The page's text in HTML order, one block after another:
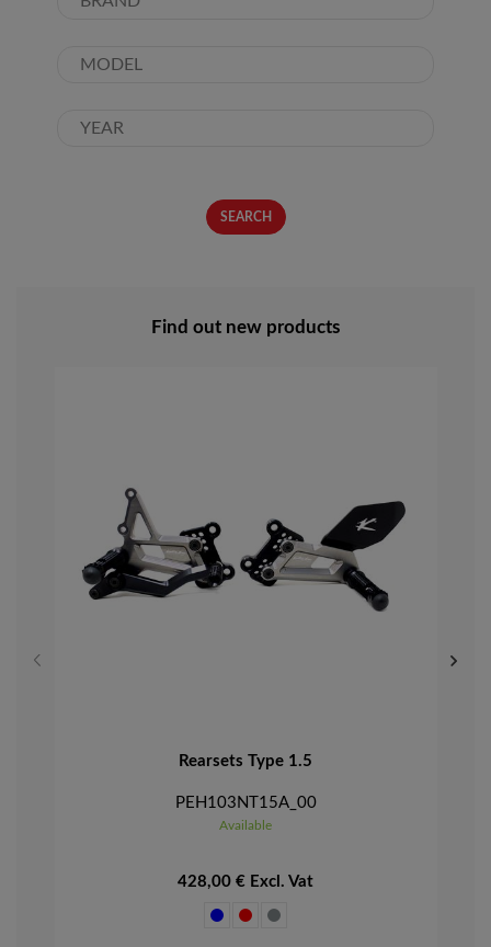
SEARCH
Find out new products
Rearsets Type 1.5
PEH103NT15A_00
Available
428,00 € Excl. Vat